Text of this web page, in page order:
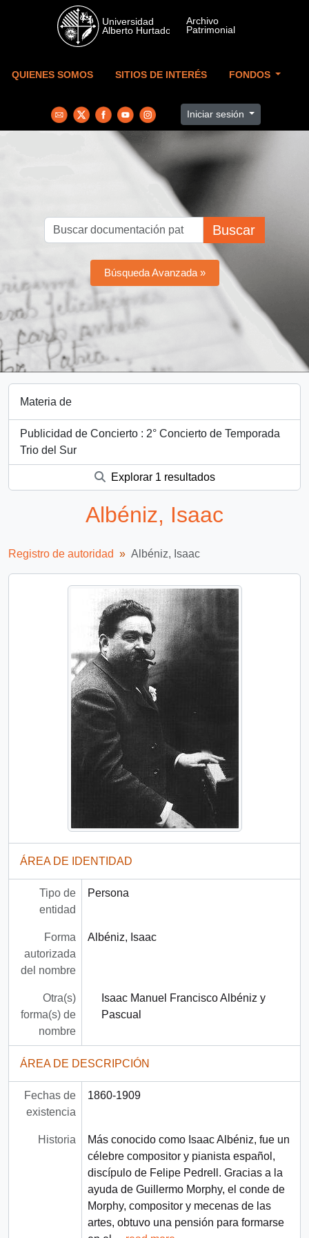
Skip to main content
QUIENES SOMOS SITIOS DE INTERÉS FONDOS
Iniciar sesión
Buscar
Búsqueda Avanzada »
Materia de
Publicidad de Concierto : 2° Concierto de Temporada
Trio del Sur
Explorar 1 resultados
Albéniz, Isaac
Registro de autoridad Albéniz, Isaac
ÁREA DE IDENTIDAD
Tipo de
entidad
Persona
Forma
autorizada
del nombre
Albéniz, Isaac
Otra(s)
forma(s) de
nombre
Isaac Manuel Francisco Albéniz y
Pascual
ÁREA DE DESCRIPCIÓN
Fechas de
existencia
1860-1909
Historia
Más conocido como Isaac Albéniz, fue un
célebre compositor y pianista español,
discípulo de Felipe Pedrell. Gracias a la
ayuda de Guillermo Morphy, el conde de
Morphy, compositor y mecenas de las
artes, obtuvo una pensión para formarse